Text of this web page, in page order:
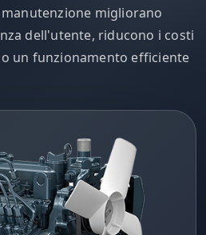
migliorano
dell'utente, riducono i costi
un funzionamento efficiente